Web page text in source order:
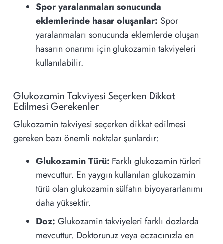
Spor yaralanmaları sonucunda
eklemlerinde hasar oluşanlar: Spor
yaralanmaları sonucunda eklemlerde oluşan
hasarın onarımı için glukozamin takviyeleri
kullanılabilir.
Glukozamin Takviyesi Seçerken Dikkat
Edilmesi Gerekenler
Glukozamin takviyesi seçerken dikkat edilmesi
gereken bazı önemli noktalar şunlardır:
Glukozamin Türü: Farklı glukozamin türleri
mevcuttur. En yaygın kullanılan glukozamin
türü olan glukozamin sülfatın biyoyararlanımı
daha yüksektir.
Doz: Glukozamin takviyeleri farklı dozlarda
mevcuttur. Doktorunuz veya eczacınızla en